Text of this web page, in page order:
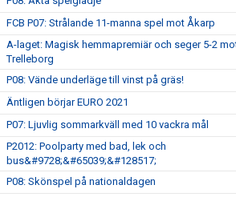
FCB P07: Strålande 11-manna spel mot Åkarp
A-laget: Magisk hemmapremiär och seger 5-2
Trelleborg
P08: Vände underläge till vinst på gräs!
Äntligen börjar EURO 2021
P07: Ljuvlig sommarkväll med 10 vackra mål
P2012: Poolparty med bad, lek och
bus&#9728;&#65039;&#128517;
P08: Skönspel på nationaldagen